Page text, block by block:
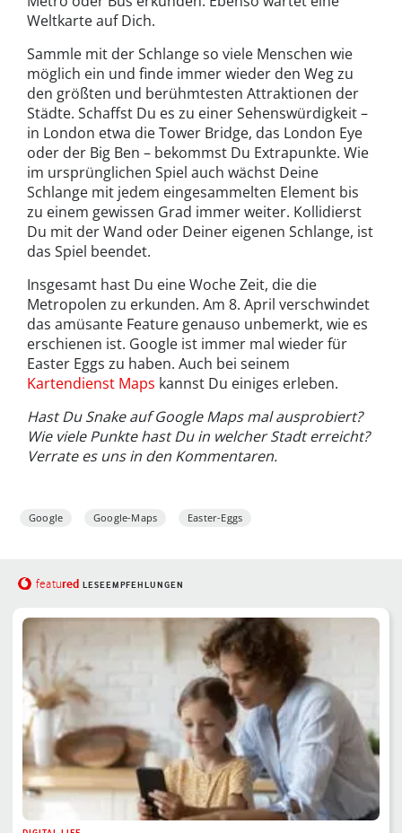
Weltkarte auf Dich.
Sammle mit der Schlange so viele Menschen wie
möglich ein und finde immer wieder den Weg zu
den größten und berühmtesten Attraktionen der
Städte. Schaffst Du es zu einer Sehenswürdigkeit –
in London etwa die Tower Bridge, das London Eye
oder der Big Ben – bekommst Du Extrapunkte. Wie
im ursprünglichen Spiel auch wächst Deine
Schlange mit jedem eingesammelten Element bis
zu einem gewissen Grad immer weiter. Kollidierst
Du mit der Wand oder Deiner eigenen Schlange, ist
das Spiel beendet.
Insgesamt hast Du eine Woche Zeit, die die
Metropolen zu erkunden. Am 8. April verschwindet
das amüsante Feature genauso unbemerkt, wie es
erschienen ist. Google ist immer mal wieder für
Easter Eggs zu haben. Auch bei seinem
Kartendienst Maps kannst Du einiges erleben.
Hast Du Snake auf Google Maps mal ausprobiert?
Wie viele Punkte hast Du in welcher Stadt erreicht?
Verrate es uns in den Kommentaren.
Google Google-Maps Easter-Eggs
featured LESEEMPFEHLUNGEN